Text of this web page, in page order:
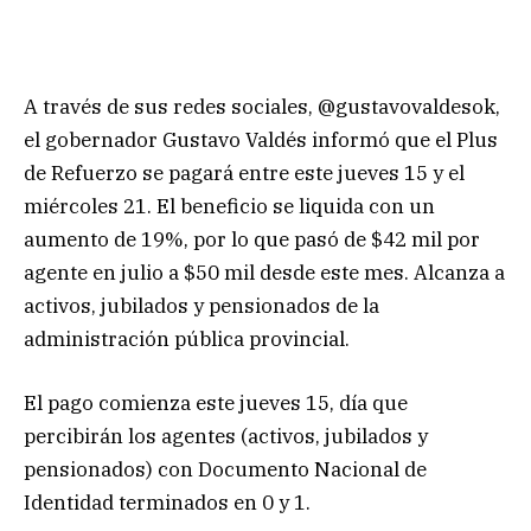
A través de sus redes sociales, @gustavovaldesok,
el gobernador Gustavo Valdés informó que el Plus
de Refuerzo se pagará entre este jueves 15 y el
miércoles 21. El beneficio se liquida con un
aumento de 19%, por lo que pasó de $42 mil por
agente en julio a $50 mil desde este mes. Alcanza a
activos, jubilados y pensionados de la
administración pública provincial.
El pago comienza este jueves 15, día que
percibirán los agentes (activos, jubilados y
pensionados) con Documento Nacional de
Identidad terminados en 0 y 1.